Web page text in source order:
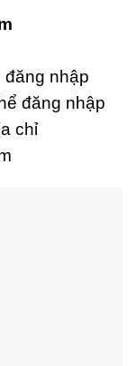
đăng nhập
đăng nhập
chỉ